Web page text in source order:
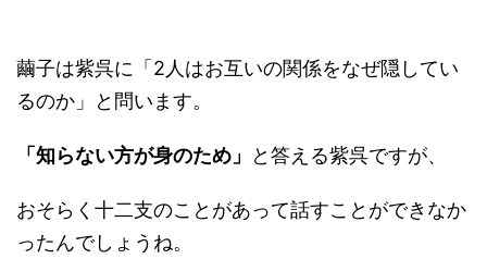
繭子は紫呉に「2人はお互いの関係をなぜ隠してい
るのか」と問います。
「知らない方が身のため」 と答える紫呉ですが、
おそらく十二支のことがあって話すことができなか
ったんでしょうね。